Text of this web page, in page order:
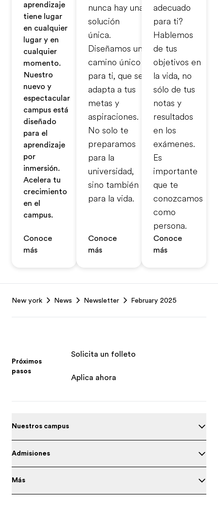
aprendizaje
tiene lugar
en cualquier
lugar y en
cualquier
momento.
Nuestro
nuevo y
espectacular
campus está
diseñado
para el
aprendizaje
por
inmersión.
Acelera tu
crecimiento
en el
campus.
Conoce
más
nunca hay una
solución
única.
Diseñamos un
camino único
para ti, que se
adapta a tus
metas y
aspiraciones.
No solo te
preparamos
para la
universidad,
sino también
para la vida.
Conoce
más
adecuado
para ti?
Hablemos
de tus
objetivos en
la vida, no
sólo de tus
notas y
resultados
en los
exámenes.
Es
importante
que te
conozcamos
como
persona.
Conoce
más
New york News Newsletter February 2025
Próximos
pasos
Solicita un folleto
Aplica ahora
Nuestros campus
Admisiones
Más